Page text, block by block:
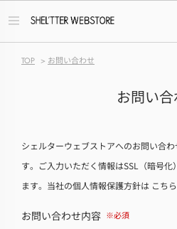
メ
TOP > お問い合わせ
お問い
シェルターウェブストアへのお問い合
す。ご入力いただく情報はSSL（暗号
ます。当社の個人情報保護方針は こちら
お問い合わせ内容